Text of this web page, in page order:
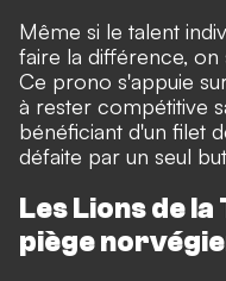
Même si le talent
faire la différence, on
Ce prono s'appuie
à rester compétitive
bénéficiant d'un filet
défaite par un seul
Les Lions de
piège